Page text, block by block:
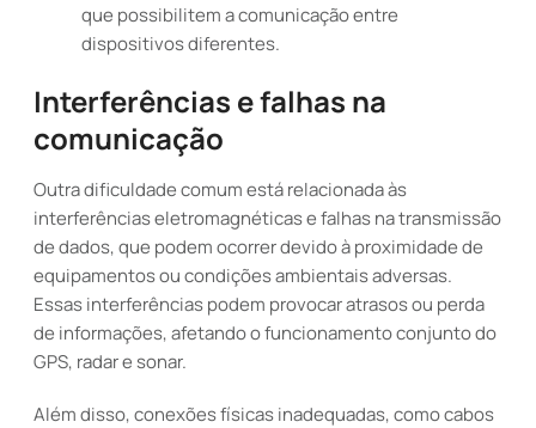
que possibilitem a comunicação entre
dispositivos diferentes.
Interferências e falhas na
comunicação
Outra dificuldade comum está relacionada às
interferências eletromagnéticas e falhas na transmissão
de dados, que podem ocorrer devido à proximidade de
equipamentos ou condições ambientais adversas.
Essas interferências podem provocar atrasos ou perda
de informações, afetando o funcionamento conjunto do
GPS, radar e sonar.
Além disso, conexões físicas inadequadas, como cabos